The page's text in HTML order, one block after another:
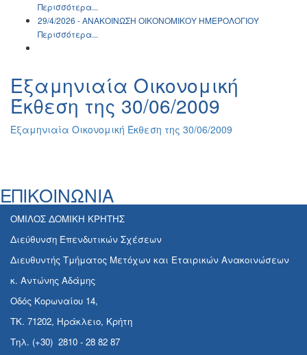
Περισσότερα...
29/4/2026 - ΑΝΑΚΟΙΝΩΣH ΟΙΚΟΝΟΜΙΚΟΥ ΗΜΕΡΟΛΟΓΙΟΥ
Περισσότερα...
Εξαμηνιαία Οικονομική
Έκθεση της 30/06/2009
Εξαμηνιαία Οικονομική Έκθεση της 30/06/2009
ΕΠΙΚΟΙΝΩΝΙΑ
ΟΜΙΛΟΣ ΔΟΜΙΚΗ ΚΡΗΤΗΣ
Διεύθυνση Επενδυτικών Σχέσεων
Διευθυντής Τμήματος Μετόχων και Εταιρικών Ανακοινώσεων
κ. Αντώνης Αδάμης
Οδός Κορωναίου 14,
ΤΚ. 71202, Ηράκλειο, Κρήτη
Τηλ. (+30) 2810 - 28 82 87